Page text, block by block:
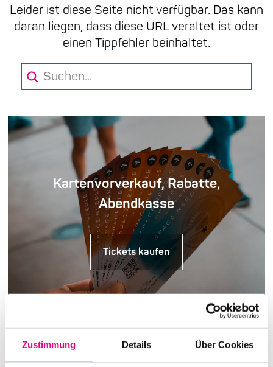
Zustimmung Details Über Cookies
Leider ist diese Seite nicht verfügbar. Das kann
daran liegen, dass diese URL veraltet ist oder
einen Tippfehler beinhaltet.
Search
Submit
Kartenvorverkauf, Rabatte,
Abendkasse
Tickets kaufen